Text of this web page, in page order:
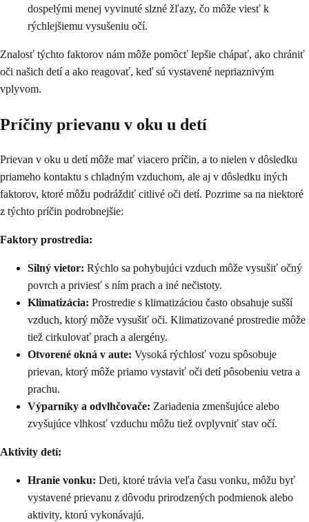
dospelými menej vyvinuté slzné žľazy, čo môže viesť k
rýchlejšiemu vysušeniu očí.
Znalosť týchto faktorov nám môže pomôcť lepšie chápať, ako chrániť
oči našich detí a ako reagovať, keď sú vystavené nepriaznivým
vplyvom.
Príčiny prievanu v oku u detí
Prievan v oku u detí môže mať viacero príčin, a to nielen v dôsledku
priameho kontaktu s chladným vzduchom, ale aj v dôsledku iných
faktorov, ktoré môžu podráždiť citlivé oči detí. Pozrime sa na niektoré
z týchto príčin podrobnejšie:
Faktory prostredia:
Silný vietor: Rýchlo sa pohybujúci vzduch môže vysušiť očný
povrch a priviesť s ním prach a iné nečistoty.
Klimatizácia: Prostredie s klimatizáciou často obsahuje sušší
vzduch, ktorý môže vysušiť oči. Klimatizované prostredie môže
tiež cirkulovať prach a alergény.
Otvorené okná v aute: Vysoká rýchlosť vozu spôsobuje
prievan, ktorý môže priamo vystaviť oči detí pôsobeniu vetra a
prachu.
Výparníky a odvlhčovače: Zariadenia zmenšujúce alebo
zvyšujúce vlhkosť vzduchu môžu tiež ovplyvniť stav očí.
Aktivity detí:
Hranie vonku: Deti, ktoré trávia veľa času vonku, môžu byť
vystavené prievanu z dôvodu prirodzených podmienok alebo
aktivity, ktorú vykonávajú.